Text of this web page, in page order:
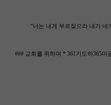
“너는 내게 부르짖으라 내가 네
### 교회를 위하여 * 361기도하365마